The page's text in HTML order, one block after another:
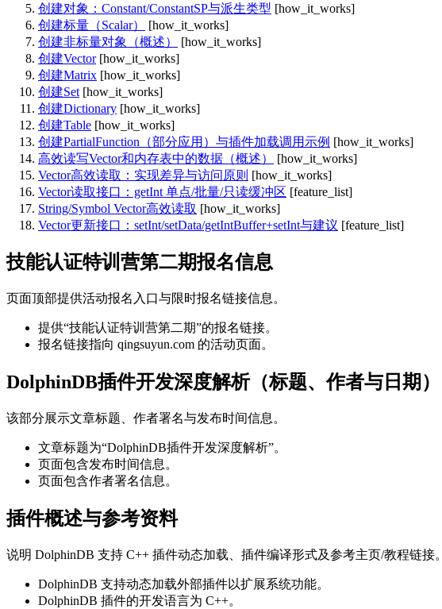
创建对象：Constant/ConstantSP与派生类型 [how_it_works]
创建标量（Scalar）
[how_it_works]
创建非标量对象（概述）
[how_it_works]
创建Vector [how_it_works]
创建Matrix [how_it_works]
创建Set [how_it_works]
创建Dictionary [how_it_works]
创建Table [how_it_works]
创建PartialFunction（部分应用）与插件加载调用示例 [how_it_works]
高效读写Vector和内存表中的数据（概述）
[how_it_works]
Vector高效读取：实现差异与访问原则 [how_it_works]
Vector读取接口：getInt 单点/批量/只读缓冲区 [feature_list]
String/Symbol Vector高效读取 [how_it_works]
Vector更新接口：setInt/setData/getIntBuffer+setInt与建议 [feature_list]
技能认证特训营第二期报名信息
页面顶部提供活动报名入口与限时报名链接信息。
提供“技能认证特训营第二期”的报名链接。
报名链接指向 qingsuyun.com 的活动页面。
DolphinDB插件开发深度解析（标题、作者与日期）
该部分展示文章标题、作者署名与发布时间信息。
文章标题为“DolphinDB插件开发深度解析”。
页面包含发布时间信息。
页面包含作者署名信息。
插件概述与参考资料
说明 DolphinDB 支持 C++ 插件动态加载、插件编译形式及参考主页/教程链接。
DolphinDB 支持动态加载外部插件以扩展系统功能。
DolphinDB 插件的开发语言为 C++。